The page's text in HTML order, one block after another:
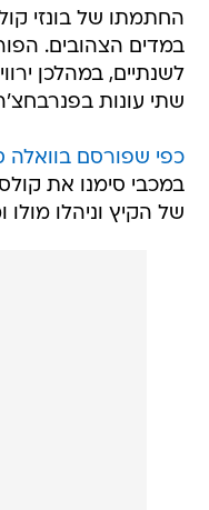
החתמתו של בונזי
במדים הצהובים.
לשנתיים, במהלכן
שתי עונות
כפי שפורסם
במכבי סימנו את
של הקיץ וניהלו